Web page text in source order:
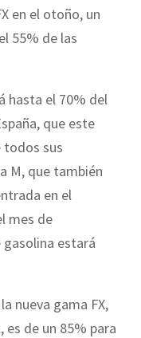
en el otoño, un
55% de las
hasta el 70% del
que este
todos sus
M, que también
en el
mes de
estará
nueva gama FX,
de un 85% para